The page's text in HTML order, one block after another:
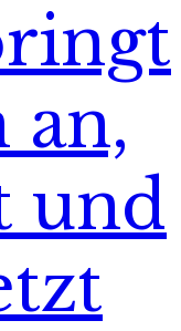
an,
und